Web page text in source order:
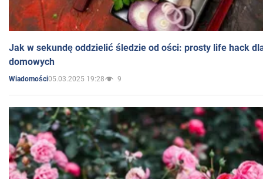
Jak w sekundę oddzielić śledzie od ości: prosty life hack
domowych
Wiadomości05.03.2025 19:28 9